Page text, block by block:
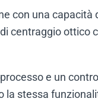
con una capacità
centraggio ottico
e un
la stessa